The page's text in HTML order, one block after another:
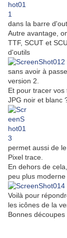
dans la barre
Autre avantage,
TTF, SCUT et
d'outils
sans avoir à
version 2.
Et pour tracer
JPG noir et blanc
permet aussi de
Pixel trace.
En dehors de
peu plus
Voilà pour
les icônes de la
Bonnes découpes